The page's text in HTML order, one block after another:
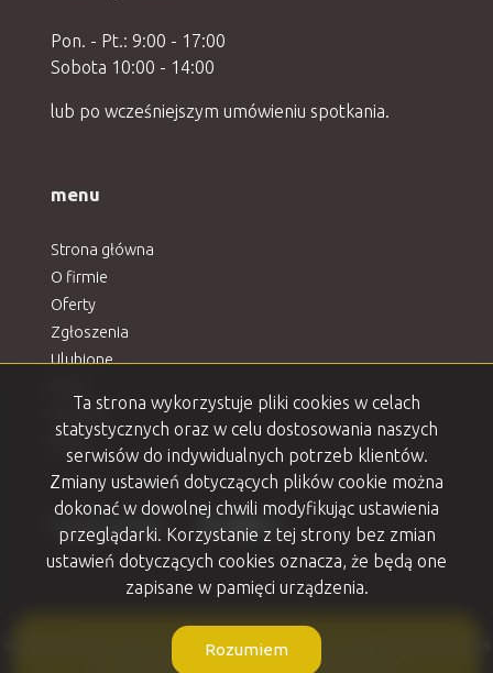
Pon. - Pt.: 9:00 - 17:00
Sobota 10:00 - 14:00
lub po wcześniejszym umówieniu spotkania.
menu
Strona główna
O firmie
Oferty
Zgłoszenia
Ulubione
Kontakt
Rodo
social media Facebook
Facebook
Facebook
Facebook
Facebook
mKWADRAT nieruchomości Ełk. Marzenia w metrach kwadratowych. © 2026
Program dla biur nieruchomości
Galactica Virgo
Ta strona wykorzystuje pliki cookies w celach
statystycznych oraz w celu dostosowania naszych
serwisów do indywidualnych potrzeb klientów.
Zmiany ustawień dotyczących plików cookie można
dokonać w dowolnej chwili modyfikując ustawienia
przeglądarki. Korzystanie z tej strony bez zmian
ustawień dotyczących cookies oznacza, że będą one
zapisane w pamięci urządzenia.
Rozumiem